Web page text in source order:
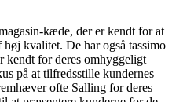
kæde, der er kendt for at
kvalitet. De har også tassimo
kendt for deres omhyggeligt
på at tilfredsstille kundernes
ofte Salling for deres